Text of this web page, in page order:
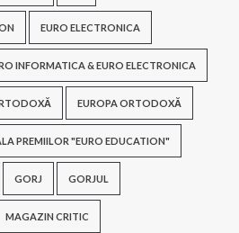
EURO ELECTRONICA
INFORMATICA & EURO ELECTRONICA
EUROPA ORTODOXĂ
PREMIILOR "EURO EDUCATION"
GORJ GORJUL
MAGAZIN CRITIC